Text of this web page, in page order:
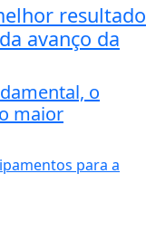
resultado
avanço da
o
maior